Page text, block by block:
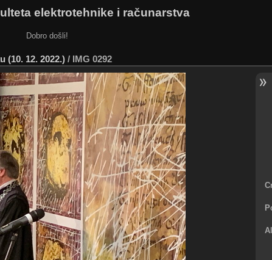
elektrotehnike i računarstva
Dobro došli!
(10. 12. 2022.) / IMG 0292